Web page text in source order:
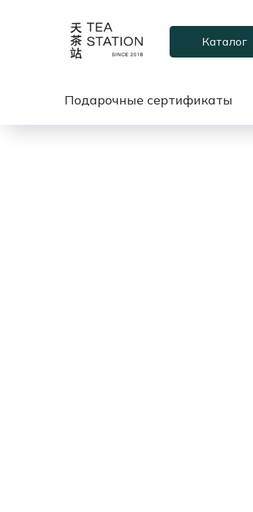
Каталог
Подарочные сертификаты